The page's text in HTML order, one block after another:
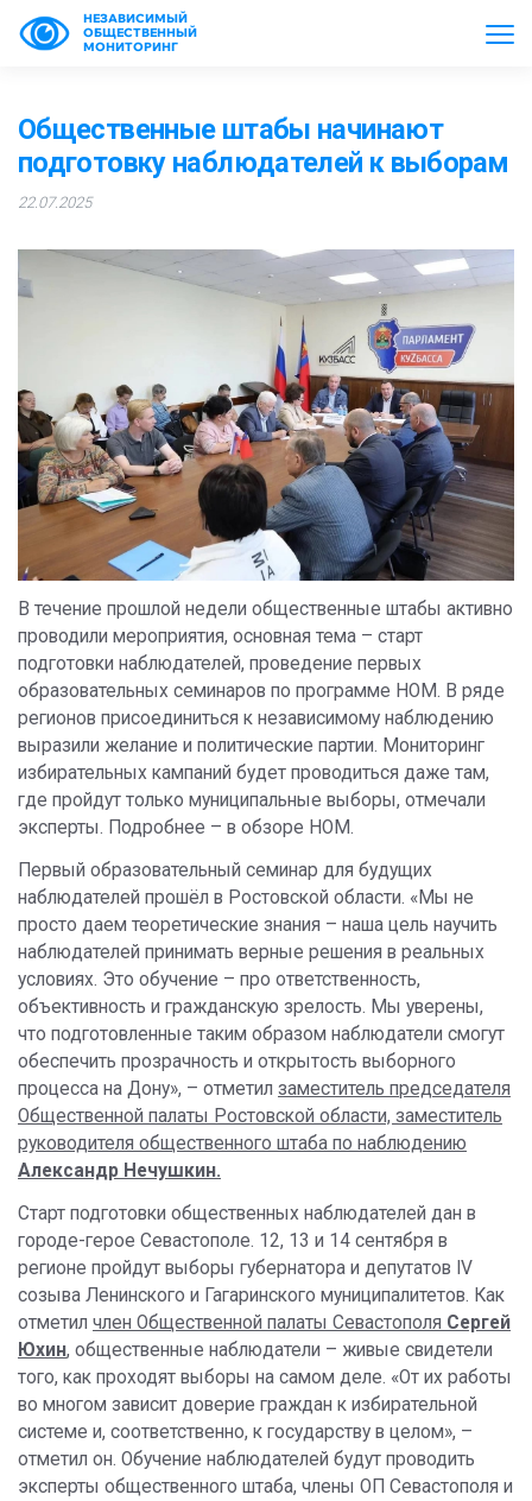
НЕЗАВИСИМЫЙ
ОБЩЕСТВЕННЫЙ
МОНИТОРИНГ
Общественные штабы начинают
подготовку наблюдателей к выборам
22.07.2025
В течение прошлой недели общественные штабы активно
проводили мероприятия, основная тема – старт
подготовки наблюдателей, проведение первых
образовательных семинаров по программе НОМ. В ряде
регионов присоединиться к независимому наблюдению
выразили желание и политические партии. Мониторинг
избирательных кампаний будет проводиться даже там,
где пройдут только муниципальные выборы, отмечали
эксперты. Подробнее – в обзоре НОМ.
Первый образовательный семинар для будущих
наблюдателей прошёл в Ростовской области. «Мы не
просто даем теоретические знания – наша цель научить
наблюдателей принимать верные решения в реальных
условиях. Это обучение – про ответственность,
объективность и гражданскую зрелость. Мы уверены,
что подготовленные таким образом наблюдатели смогут
обеспечить прозрачность и открытость выборного
процесса на Дону», – отметил заместитель председателя
Общественной палаты Ростовской области, заместитель
руководителя общественного штаба по наблюдению
Александр Нечушкин.
Старт подготовки общественных наблюдателей дан в
городе-герое Севастополе. 12, 13 и 14 сентября в
регионе пройдут выборы губернатора и депутатов IV
созыва Ленинского и Гагаринского муниципалитетов. Как
отметил член Общественной палаты Севастополя Сергей
Юхин, общественные наблюдатели – живые свидетели
того, как проходят выборы на самом деле. «От их работы
во многом зависит доверие граждан к избирательной
системе и, соответственно, к государству в целом», –
отметил он. Обучение наблюдателей будут проводить
эксперты общественного штаба, члены ОП Севастополя и